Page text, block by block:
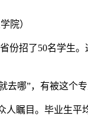
院）
份招了50名学生
哪”，有被这个
人瞩目。毕业生